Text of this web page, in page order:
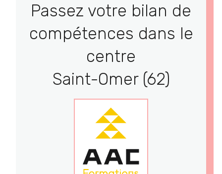
Passez votre bilan de
compétences dans le
centre
Saint-Omer (62)